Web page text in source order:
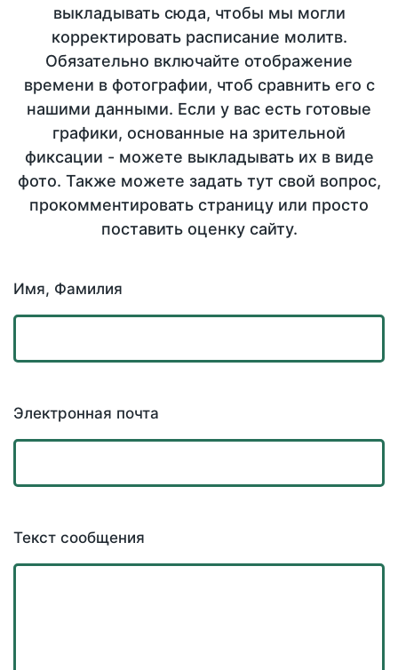
выкладывать сюда, чтобы мы могли
корректировать расписание молитв.
Обязательно включайте отображение
времени в фотографии, чтоб сравнить его с
нашими данными. Если у вас есть готовые
графики, основанные на зрительной
фиксации - можете выкладывать их в виде
фото. Также можете задать тут свой вопрос,
прокомментировать страницу или просто
поставить оценку сайту.
Имя, Фамилия
Электронная почта
Текст сообщения